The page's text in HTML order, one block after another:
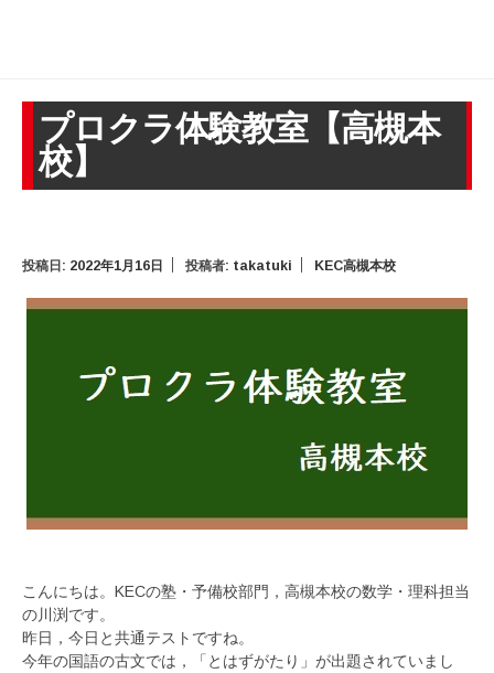
プロクラ体験教室【高槻本
校】
投稿日: 2022年1月16日 投稿者: takatuki KEC高槻本校
こんにちは。KECの塾・予備校部門，高槻本校の数学・理科担当
の川渕です。
昨日，今日と共通テストですね。
今年の国語の古文では，「とはずがたり」が出題されていまし